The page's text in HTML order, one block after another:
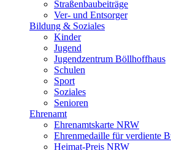
Straßenbaubeiträge
Ver- und Entsorger
Bildung & Soziales
Kinder
Jugend
Jugendzentrum Böllhoffhaus
Schulen
Sport
Soziales
Senioren
Ehrenamt
Ehrenamtskarte NRW
Ehrenmedaille für verdiente
Heimat-Preis NRW